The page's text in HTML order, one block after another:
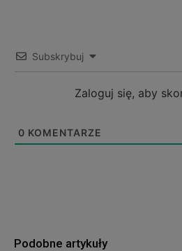
Subskrybuj
Zaloguj się, aby
0 KOMENTARZE
Podobne artykuły